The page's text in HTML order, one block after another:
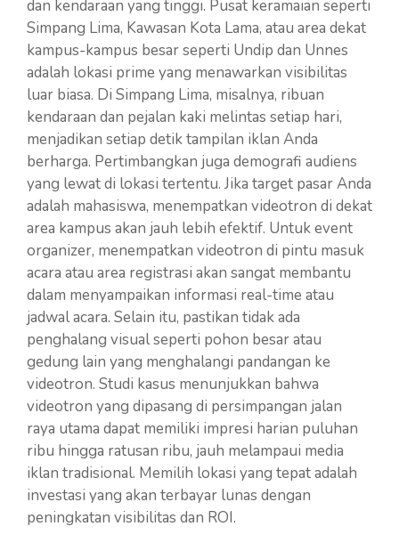
dan kendaraan yang tinggi. Pusat keramaian seperti
Simpang Lima, Kawasan Kota Lama, atau area dekat
kampus-kampus besar seperti Undip dan Unnes
adalah lokasi prime yang menawarkan visibilitas
luar biasa. Di Simpang Lima, misalnya, ribuan
kendaraan dan pejalan kaki melintas setiap hari,
menjadikan setiap detik tampilan iklan Anda
berharga. Pertimbangkan juga demografi audiens
yang lewat di lokasi tertentu. Jika target pasar Anda
adalah mahasiswa, menempatkan videotron di dekat
area kampus akan jauh lebih efektif. Untuk event
organizer, menempatkan videotron di pintu masuk
acara atau area registrasi akan sangat membantu
dalam menyampaikan informasi real-time atau
jadwal acara. Selain itu, pastikan tidak ada
penghalang visual seperti pohon besar atau
gedung lain yang menghalangi pandangan ke
videotron. Studi kasus menunjukkan bahwa
videotron yang dipasang di persimpangan jalan
raya utama dapat memiliki impresi harian puluhan
ribu hingga ratusan ribu, jauh melampaui media
iklan tradisional. Memilih lokasi yang tepat adalah
investasi yang akan terbayar lunas dengan
peningkatan visibilitas dan ROI.